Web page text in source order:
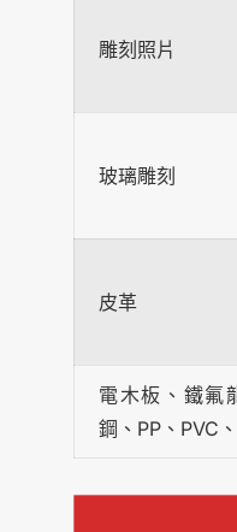
雕刻照片
玻璃雕刻
皮革
電木板、鐵氟
鋼、PP、PVC